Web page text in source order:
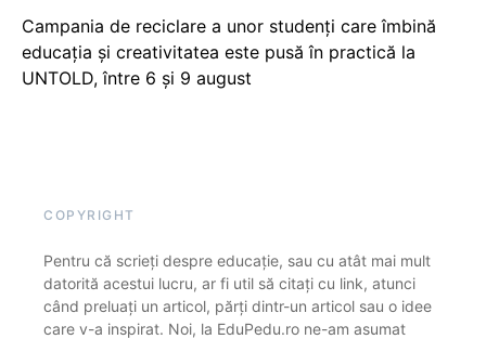
Campania de reciclare a unor studenți care îmbină
educația și creativitatea este pusă în practică la
UNTOLD, între 6 și 9 august
COPYRIGHT
Pentru că scrieți despre educație, sau cu atât mai mult
datorită acestui lucru, ar fi util să citați cu link, atunci
când preluați un articol, părți dintr-un articol sau o idee
care v-a inspirat. Noi, la EduPedu.ro ne-am asumat